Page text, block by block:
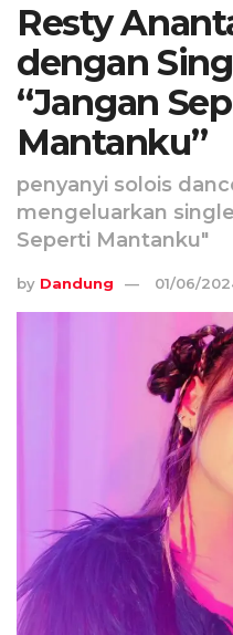
Resty
dengan
“Jangan
Mantanku”
penyanyi solois
mengeluarkan
Seperti Mantanku"
by Dandung 01/06/